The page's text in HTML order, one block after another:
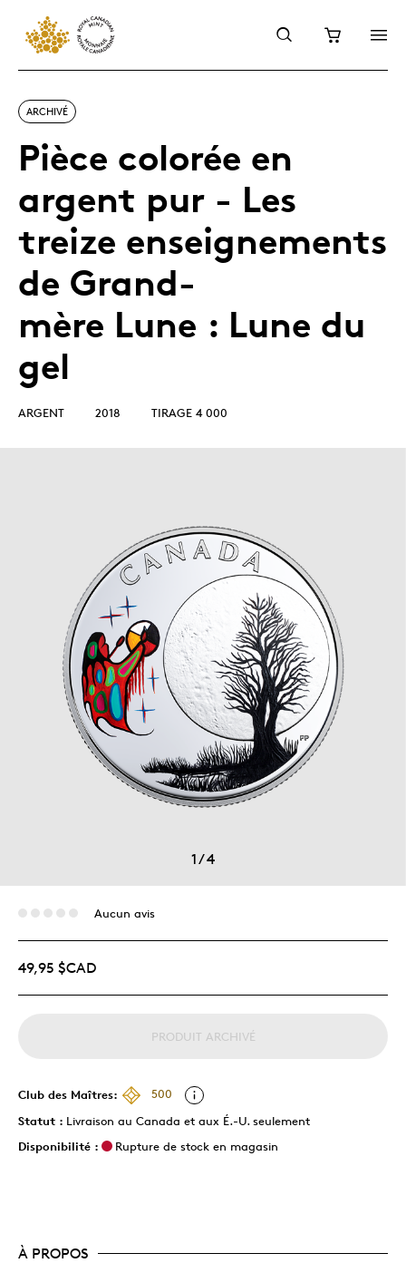
ARCHIVÉ
Pièce colorée en
argent pur - Les
treize enseignements
de Grand-
mère Lune : Lune du
gel
ARGENT 2018 TIRAGE 4 000
1/4
Aucun avis
49,95 $CAD
PRODUIT ARCHIVÉ
Club des Maîtres:
500
Statut : Livraison au Canada et aux É.-U. seulement
Disponibilité :
Rupture de stock en magasin
À PROPOS